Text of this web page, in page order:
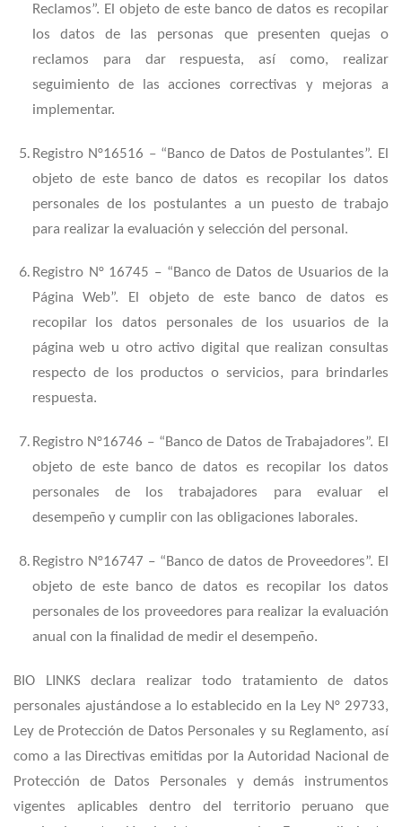
Reclamos”. El objeto de este banco de datos es recopilar
los datos de las personas que presenten quejas o
reclamos para dar respuesta, así como, realizar
seguimiento de las acciones correctivas y mejoras a
implementar.
Registro N°16516 – “Banco de Datos de Postulantes”. El
objeto de este banco de datos es recopilar los datos
personales de los postulantes a un puesto de trabajo
para realizar la evaluación y selección del personal.
Registro N° 16745 – “Banco de Datos de Usuarios de la
Página Web”. El objeto de este banco de datos es
recopilar los datos personales de los usuarios de la
página web u otro activo digital que realizan consultas
respecto de los productos o servicios, para brindarles
respuesta.
Registro N°16746 – “Banco de Datos de Trabajadores”. El
objeto de este banco de datos es recopilar los datos
personales de los trabajadores para evaluar el
desempeño y cumplir con las obligaciones laborales.
Registro N°16747 – “Banco de datos de Proveedores”. El
objeto de este banco de datos es recopilar los datos
personales de los proveedores para realizar la evaluación
anual con la finalidad de medir el desempeño.
BIO LINKS declara realizar todo tratamiento de datos
personales ajustándose a lo establecido en la Ley N° 29733,
Ley de Protección de Datos Personales y su Reglamento, así
como a las Directivas emitidas por la Autoridad Nacional de
Protección de Datos Personales y demás instrumentos
vigentes aplicables dentro del territorio peruano que